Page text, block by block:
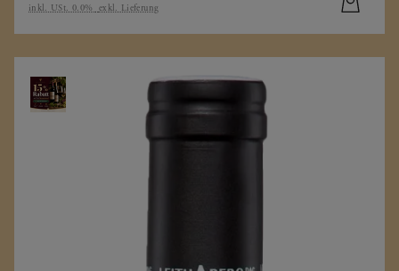
inkl. USt. 0.0% exkl. Lieferung